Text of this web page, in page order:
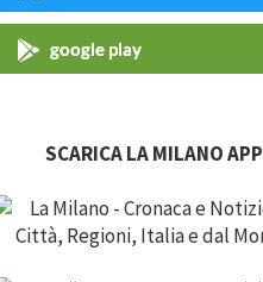
google play
SCARICA LA MILANO APP